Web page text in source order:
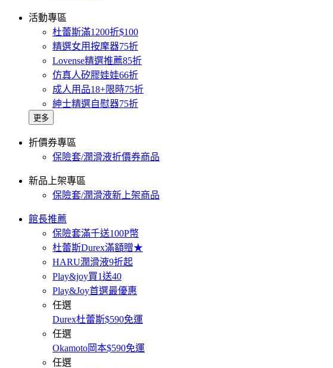
活動專區
杜蕾斯滿1200折$100
精選女用按摩器75折
Lovense精選推薦85折
仿真人矽膠娃娃66折
成人用品18+限時75折
紳士精選自慰器75折
更多
折價券專區
保險套/潤滑液折價券商品
新品上架專區
保險套/潤滑液新上架商品
館長推薦
保險套滿千送100P幣
杜蕾斯Durex滿額贈★
HARU潤滑液9折起
Play&joy買1送40
Play&Joy首選最優惠
任選
Durex杜蕾斯$590免運
任選
Okamoto岡本$590免運
任選